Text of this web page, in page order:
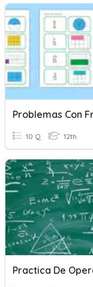
10 Q 12th